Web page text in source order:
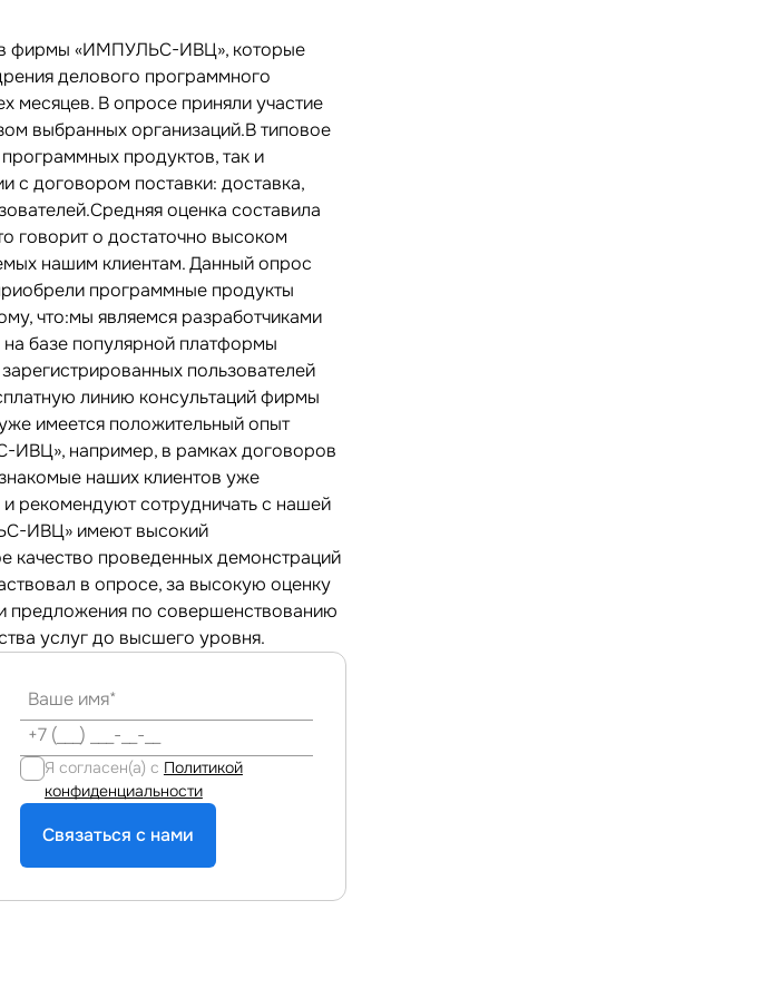
фирмы «ИМПУЛЬС-ИВЦ», которые
делового программного
месяцев. В опросе приняли участие
выбранных организаций.В типовое
продуктов, так и
с договором поставки: доставка,
оценка составила
говорит о достаточно высоком
нашим клиентам. Данный опрос
программные продукты
что:мы являемся разработчиками
базе популярной платформы
пользователей
линию консультаций фирмы
имеется положительный опыт
например, в рамках договоров
наших клиентов уже
рекомендуют сотрудничать с нашей
ИВЦ» имеют высокий
качество проведенных демонстраций
в опросе, за высокую оценку
предложения по совершенствованию
услуг до высшего уровня.
Я согласен(а) с Политикой
конфиденциальности
Связаться с нами